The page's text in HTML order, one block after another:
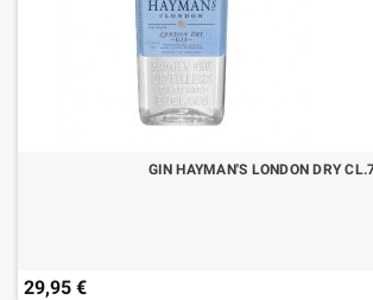
GIN HAYMAN'S LONDON DRY
29,95 €